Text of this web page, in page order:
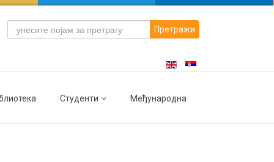
Претражи
Студенти Међународна